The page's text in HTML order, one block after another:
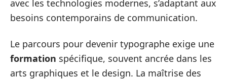
avec les technologies modernes, s’adaptant aux
besoins contemporains de communication.
Le parcours pour devenir typographe exige une
formation spécifique, souvent ancrée dans les
arts graphiques et le design. La maîtrise des